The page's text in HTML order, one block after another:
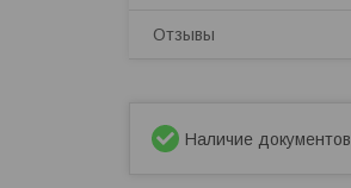
Отзывы
Наличие документов